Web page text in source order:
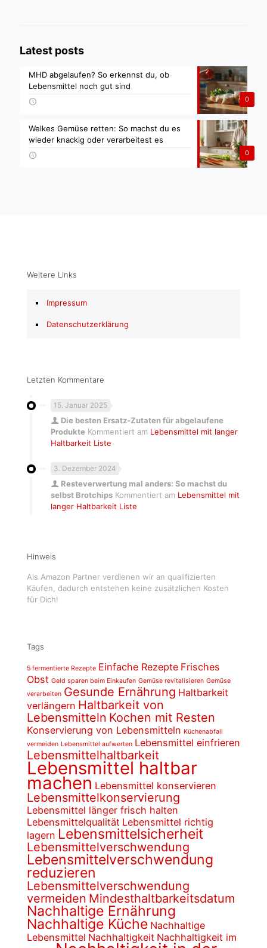
Latest posts
0
MHD abgelaufen? So erkennst du, ob
Lebensmittel noch gut sind
0
Welkes Gemüse retten: So machst du es
wieder knackig oder verarbeitest es
Weitere Links
Impressum
Datenschutzerklärung
Letzten Kommentare
15. Januar 2025
Die besten Ersatz-Zutaten für abgelaufene
Produkte Kommentiert am Lebensmittel mit langer
Haltbarkeit Liste
3. Dezember 2024
Resteverwertung mal anders: So machst du
selbst Brotchips Kommentiert am Lebensmittel mit
langer Haltbarkeit Liste
Hinweis
Als Amazon Partner verdienen wir an qualifizierten
Käufen, dadurch entstehen keine zusätzlichen Kosten
für Dich!
Tags
5 fermentierte Rezepte Einfache Rezepte Frisches
Obst Geld sparen beim Einkaufen Gemüse revitalisieren Gemüse
verarbeiten Gesunde Ernährung Haltbarkeit
verlängern Haltbarkeit von
Lebensmitteln Kochen mit Resten
Konservierung von Lebensmitteln Küchenabfall
vermeiden Lebensmittel aufwerten Lebensmittel einfrieren
Lebensmittelhaltbarkeit
Lebensmittel haltbar
machen Lebensmittel konservieren
Lebensmittelkonservierung
Lebensmittel länger frisch halten
Lebensmittelqualität Lebensmittel richtig
lagern Lebensmittelsicherheit
Lebensmittelverschwendung
Lebensmittelverschwendung
reduzieren
Lebensmittelverschwendung
vermeiden Mindesthaltbarkeitsdatum
Nachhaltige Ernährung
Nachhaltige Küche Nachhaltige
Lebensmittel Nachhaltigkeit Nachhaltigkeit im